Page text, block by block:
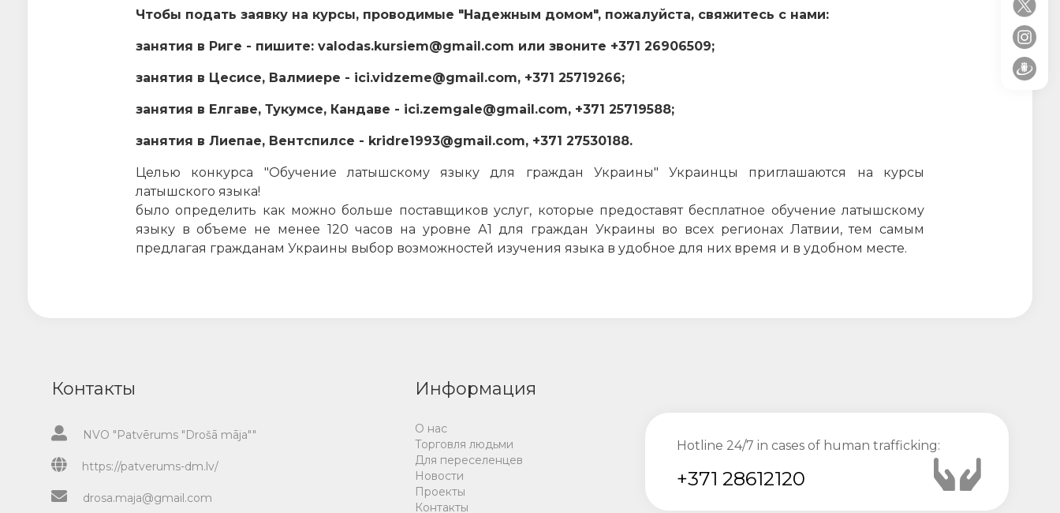
Чтобы подать заявку на курсы, проводимые "Надежным домом", пожалуйста, свяжитесь с нами:
занятия в Риге - пишите: valodas.kursiem@gmail.com или звоните +371 26906509;
занятия в Цесисе, Валмиере - ici.vidzeme@gmail.com, +371 25719266;
занятия в Елгаве, Тукумсе, Кандаве - ici.zemgale@gmail.com, +371 25719588;
занятия в Лиепае, Вентспилсе - kridre1993@gmail.com, +371 27530188.
Целью конкурса "Обучение латышскому языку для граждан Украины" Украинцы приглашаются на курсы
латышского языка!
было определить как можно больше поставщиков услуг, которые предоставят бесплатное обучение латышскому
языку в объеме не менее 120 часов на уровне А1 для граждан Украины во всех регионах Латвии, тем самым
предлагая гражданам Украины выбор возможностей изучения языка в удобное для них время и в удобном месте.
Контакты
NVO "Patvērums "Drošā māja""
https://patverums-dm.lv/
drosa.maja@gmail.com
Информация
О нас
Торговля людьми
Для переселенцев
Новости
Проекты
Контакты
Hotline 24/7 in cases of human trafficking:
+371 28612120